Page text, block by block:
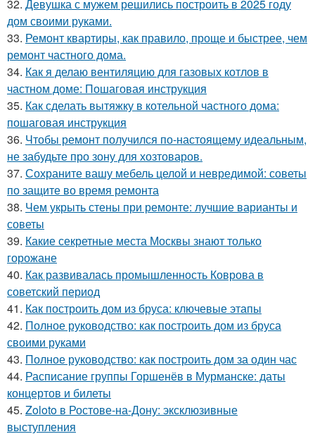
32. Девушка с мужем решились построить в 2025 году
дом своими руками.
33. Ремонт квартиры, как правило, проще и быстрее, чем
ремонт частного дома.
34. Как я делаю вентиляцию для газовых котлов в
частном доме: Пошаговая инструкция
35. Как сделать вытяжку в котельной частного дома:
пошаговая инструкция
36. Чтобы ремонт получился по-настоящему идеальным,
не забудьте про зону для хозтоваров.
37. Сохраните вашу мебель целой и невредимой: советы
по защите во время ремонта
38. Чем укрыть стены при ремонте: лучшие варианты и
советы
39. Какие секретные места Москвы знают только
горожане
40. Как развивалась промышленность Коврова в
советский период
41. Как построить дом из бруса: ключевые этапы
42. Полное руководство: как построить дом из бруса
своими руками
43. Полное руководство: как построить дом за один час
44. Расписание группы Горшенёв в Мурманске: даты
концертов и билеты
45. Zoloto в Ростове-на-Дону: эксклюзивные
выступления